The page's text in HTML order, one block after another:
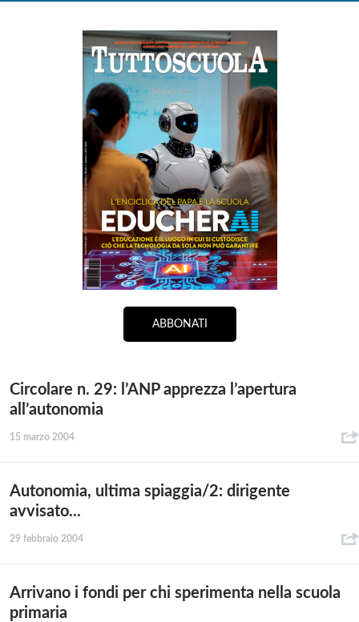
ABBONATI
Circolare n. 29: l’ANP apprezza l’apertura
all’autonomia
15 marzo 2004
Autonomia, ultima spiaggia/2: dirigente
avvisato...
29 febbraio 2004
Arrivano i fondi per chi sperimenta nella scuola
primaria